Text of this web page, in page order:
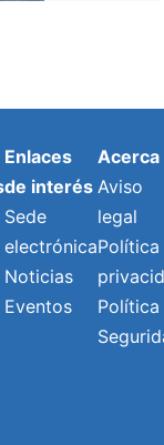
Enlaces
de interés
Sede
electrónica
Noticias
Eventos
Acerca
Aviso
legal
Política
Política